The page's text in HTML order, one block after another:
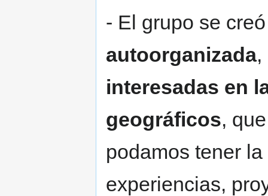
- El grupo se
autoorganizada,
interesadas en
geográficos,
podamos tener
experiencias,